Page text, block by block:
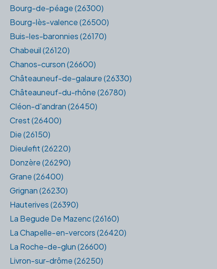
Bourg-de-péage (26300)
Bourg-lès-valence (26500)
Buis-les-baronnies (26170)
Chabeuil (26120)
Chanos-curson (26600)
Châteauneuf-de-galaure (26330)
Châteauneuf-du-rhône (26780)
Cléon-d'andran (26450)
Crest (26400)
Die (26150)
Dieulefit (26220)
Donzère (26290)
Grane (26400)
Grignan (26230)
Hauterives (26390)
La Begude De Mazenc (26160)
La Chapelle-en-vercors (26420)
La Roche-de-glun (26600)
Livron-sur-drôme (26250)